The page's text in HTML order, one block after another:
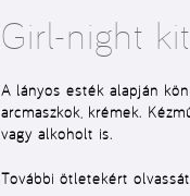
Girl-night kit
A lányos esték alapján
arcmaszkok, krémek.
vagy alkoholt is.
További ötletekért